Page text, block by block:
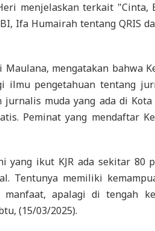
menjelaskan terkait "Cinta,
Ifa Humairah tentang QRIS
Maulana, mengatakan bahwa
ilmu pengetahuan tentang
muda yang ada di Kota
Peminat yang mendaftar
yang ikut KJR ada sekitar 80
Tentunya memiliki
manfaat, apalagi di tengah
(15/03/2025).